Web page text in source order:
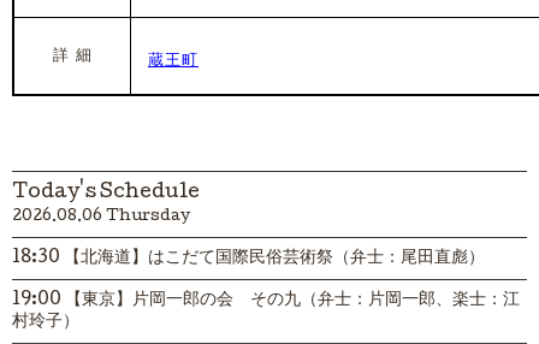
詳 細 蔵王町
Today's Schedule
2026.08.06 Thursday
18:30 【北海道】はこだて国際民俗芸術祭（弁士：尾田直彪）
19:00 【東京】片岡一郎の会 その九（弁士：片岡一郎、楽士：江
村玲子）